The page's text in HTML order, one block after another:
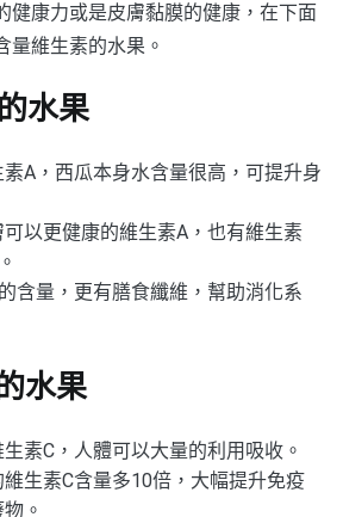
健康力或是皮膚黏膜的健康，在下面
量維生素的水果。
水果
A，西瓜本身水含量很高，可提升身
以更健康的維生素A，也有維生素
含量，更有膳食纖維，幫助消化系
水果
素C，人體可以大量的利用吸收。
生素C含量多10倍，大幅提升免疫
。